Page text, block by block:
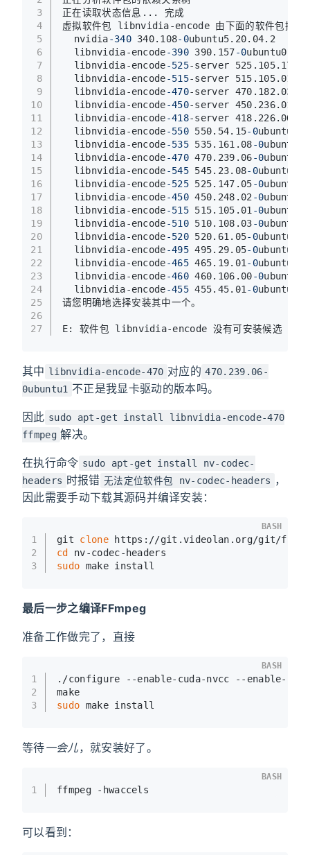
3
4
5
6
7
8
9
10
11
12
13
14
15
16
17
18
19
20
21
22
23
24
25
26
27
正在读取状态信息... 完成
虚拟软件包 libnvidia-encode 由下面的软件包提供
  nvidia
-340 340.108-0ubuntu5.20.04.2
  libnvidia-encode
-390 390.157-0
  libnvidia-encode
-525-server 525.105.17
  libnvidia-encode
-515-server 515.105.01
  libnvidia-encode
-470-server 470.182.03
  libnvidia-encode
-450-server 450.236.01
  libnvidia-encode
-418-server 418.226.00
  libnvidia-encode
-550 550.54.15-0ubuntu1
  libnvidia-encode
-535 535.161.08-0ubuntu1
  libnvidia-encode
-470 470.239.06-0ubuntu1
  libnvidia-encode
-545 545.23.08-0ubuntu1
  libnvidia-encode
-525 525.147.05-0ubuntu1
  libnvidia-encode
-450 450.248.02 -0ubuntu1
  libnvidia-encode
-515 515.105.01 -0ubuntu1
  libnvidia-encode
-510 510.108.03-0ubuntu1
  libnvidia-encode
-520 520.61.05-0ubuntu1
  libnvidia-encode
-495 495.29.05-0ubuntu1
  libnvidia-encode
-465 465.19.01 -0ubuntu1
  libnvidia-encode
-460 460.106.00-0ubuntu1
  libnvidia-encode
-455 455.45.01 -0ubuntu1
请您明确地选择安装其中一个。
E: 软件包 libnvidia-encode 没有可安装候选
其中 libnvidia-encode-470 对应的 470.239.06-
0ubuntu1 不正是我显卡驱动的版本吗。
因此 sudo apt-get install libnvidia-encode-470
ffmpeg 解决。
在执行命令 sudo apt-get install nv-codec-
headers 时报错 无法定位软件包 nv-codec-headers ，
因此需要手动下载其源码并编译安装：
1
2
3
git clone https://git.videolan.org/git/
cd
nv-codec-headers
sudo make install
BASH
最后一步之编译FFmpeg
准备工作做完了，直接
1
2
3
./configure --enable-cuda-nvcc --enable-
make
sudo make install
BASH
等待一会儿，就安装好了。
1 ffmpeg -hwaccels
BASH
可以看到：